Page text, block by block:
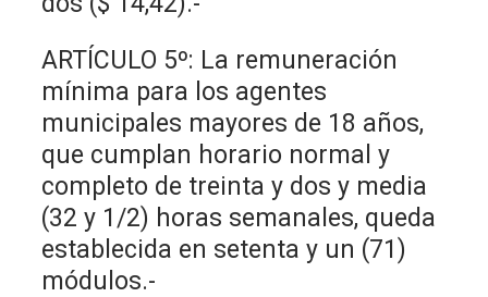
ARTÍCULO 5º: La remuneración
mínima para los agentes
municipales mayores de 18 años,
que cumplan horario normal y
completo de treinta y dos y media
(32 y 1/2) horas semanales, queda
establecida en setenta y un (71)
módulos.-